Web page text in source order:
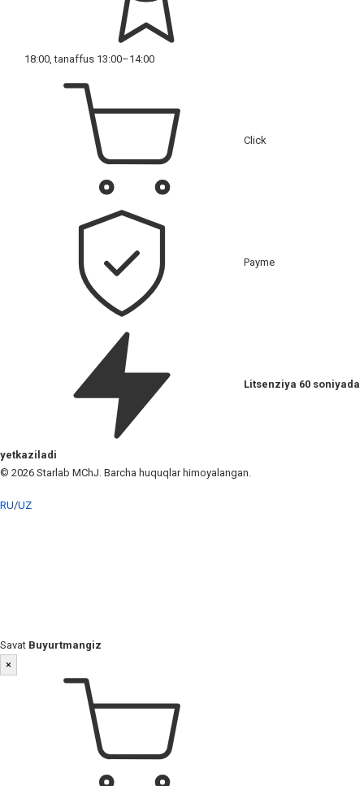
18:00, tanaffus 13:00–14:00
Click
Payme
Litsenziya 60 soniyada
yetkaziladi
© 2026 Starlab MChJ. Barcha huquqlar himoyalangan.
RU/UZ
Savat Buyurtmangiz
×